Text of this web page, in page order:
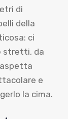
di
della
ci
stretti, da
aspetta
e
la cima.